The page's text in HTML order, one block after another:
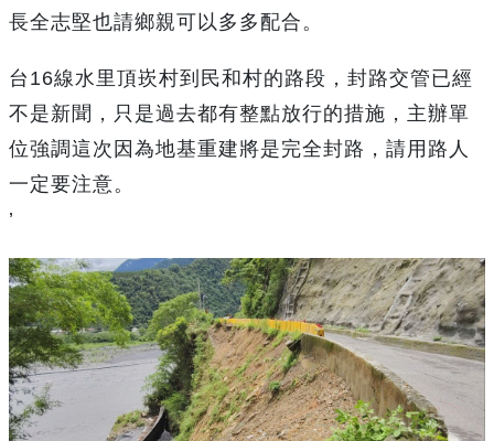
長全志堅也請鄉親可以多多配合。
台16線水里頂崁村到民和村的路段，封路交管已經
不是新聞，只是過去都有整點放行的措施，主辦單
位強調這次因為地基重建將是完全封路，請用路人
一定要注意。
’